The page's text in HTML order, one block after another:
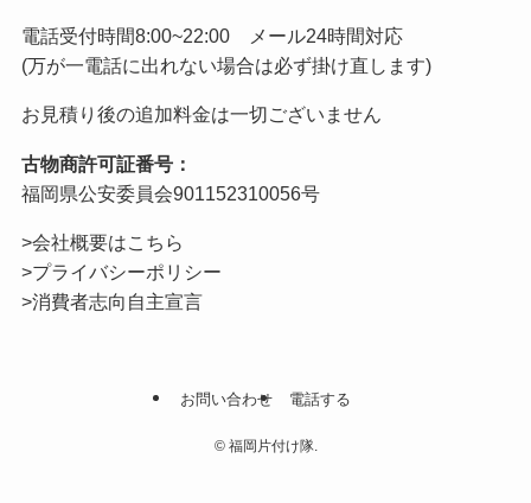
電話受付時間8:00~22:00 メール24時間対応
(万が一電話に出れない場合は必ず掛け直します)
お見積り後の追加料金は一切ございません
古物商許可証番号：
福岡県公安委員会901152310056号
>会社概要はこちら
>プライバシーポリシー
>消費者志向自主宣言
お問い合わせ 電話する
©福岡片付け隊.